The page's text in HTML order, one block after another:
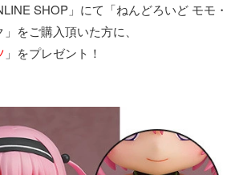
SHOP」にて「ねんどろいど モモ・
をご購入頂いた方に、
」をプレゼント！